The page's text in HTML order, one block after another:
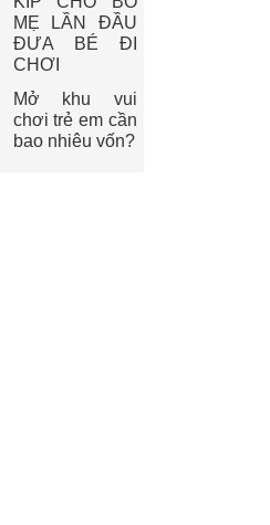
MẸ LẦN ĐẦU
ĐƯA BÉ ĐI
CHƠI
Mở khu vui
chơi trẻ em cần
bao nhiêu vốn?